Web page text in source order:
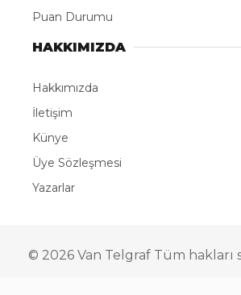
Puan Durumu
HAKKIMIZDA
Hakkımızda
İletişim
Künye
Üye Sözleşmesi
Yazarlar
© 2026 Van Telgraf Tüm hakları